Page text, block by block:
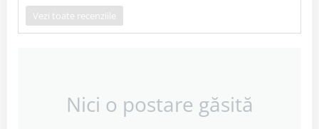
Vezi toate recenziile
Nici o postare găsită